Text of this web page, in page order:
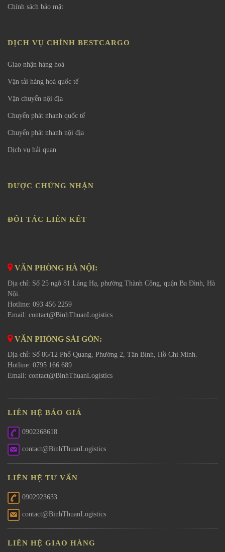
Chính sách bảo mật
DỊCH VỤ CHÍNH BESTCARGO
Giao nhận hàng hoá
Vận tải hàng hoá quốc tế
Vận chuyển nội địa
Chuyển phát nhanh quốc tế
Chuyển phát nhanh nội địa
Dịch vụ hải quan
ĐƯỢC CHỨNG NHẬN
ĐỐI TÁC LIÊN KẾT
VĂN PHÒNG HÀ NỘI:
Địa chỉ: Số 25 ngõ 81 Láng Hạ, phường Thành Công, quận Ba Đình, Hà
Nội.
Hotline: 093 456 2259
Email: contact@BinhThuanLogistics
VĂN PHÒNG SÀI GÒN:
Địa chỉ: Số 86/12 Phổ Quang, Phường 2, Tân Bình, Hồ Chí Minh.
Hotline: 0795 166 689
Email: contact@BinhThuanLogistics
LIÊN HỆ BÁO GIÁ
0902268618
contact@BinhThuanLogistics
LIÊN HỆ TƯ VẤN
0902923633
contact@BinhThuanLogistics
LIÊN HỆ GIAO HÀNG